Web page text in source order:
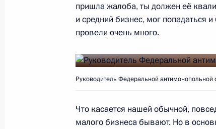
Встреча с главой Постоянного
народных представителей Чжан
9 июня 2015 года, 20:20 Московская
9 июня 2015 года, 13:30 Москва, Кремль
пришла жалоба, ты должен её
и средний бизнес, мог попадаться
провели очень много.
Руководитель Федеральной
Что касается нашей обычной,
малого бизнеса бывают. Но в